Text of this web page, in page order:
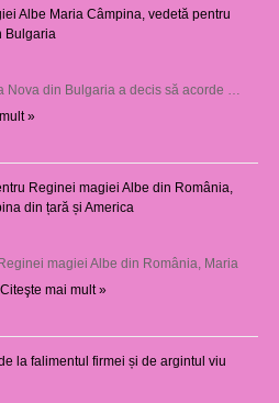
Albe Maria Câmpina, vedetă pentru
Bulgaria
Nova din Bulgaria a decis să acorde …
»
Reginei magiei Albe din România,
din țară și America
magiei Albe din România, Maria
Citeşte mai mult »
la falimentul firmei și de argintul viu